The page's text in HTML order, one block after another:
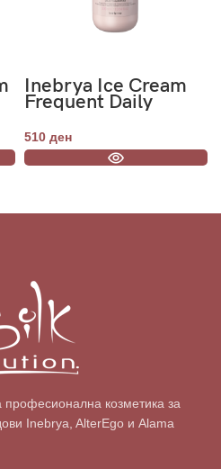
Inebrya Ice Cream
Frequent Daily
Shampoo 300ml
510 ден
козметика за
Inebrya, AlterEgo и Alama